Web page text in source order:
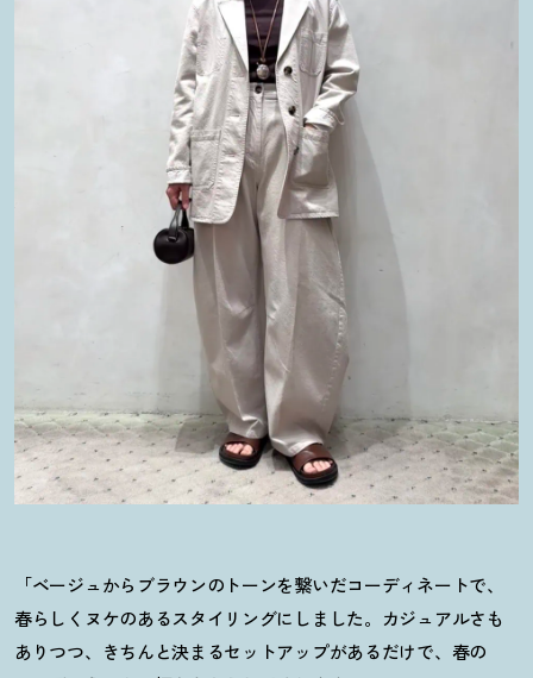
「ベージュからブラウンのトーンを繋いだコーディネートで、
春らしくヌケのあるスタイリングにしました。カジュアルさも
ありつつ、きちんと決まるセットアップがあるだけで、春の